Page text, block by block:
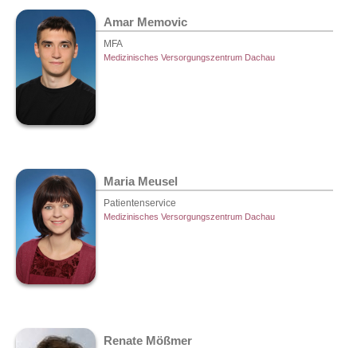
Amar Memovic
MFA
Medizinisches Versorgungszentrum Dachau
Maria Meusel
Patientenservice
Medizinisches Versorgungszentrum Dachau
Renate Mößmer